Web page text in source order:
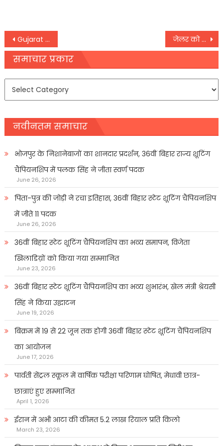
Post
navigation
Gujarat : मुफ्त बिजली, कर्ज माफी के बाद राहुल गांधी ने अब पुरानी पेंशन योजना को लेकर किया बड़ा एलान जेलर को धमकाने के मामले में मुख्तार अंसारी दोषी करार, हाईकोर्ट ने सुनाई दो साल की सजा
समाचार प्रकार
समाचार
नवीनतम समाचार
भोजपुर के निशानेबाजों का शानदार प्रदर्शन, 36वीं बिहार राज्य शूटिंग
चैंपियनशिप में पलक सिंह ने जीता स्वर्ण पदक
June 26, 2026
पिता-पुत्र की जोड़ी ने रचा इतिहास, 36वीं बिहार स्टेट शूटिंग चैंपियनशिप
में जीते 11 पदक
June 26, 2026
36वीं बिहार स्टेट शूटिंग चैंपियनशिप का भव्य समापन, विजेता
खिलाडिय़ों को किया गया सम्मानित
June 23, 2026
36वीं बिहार स्टेट शूटिंग चैंपियनशिप का भव्य शुभारंभ, खेल मंत्री श्रेयसी
सिंह ने किया उद्घाटन
June 19, 2026
बिक्रम में 19 से 22 जून तक होगी 36वीं बिहार स्टेट शूटिंग चैंपियनशिप
का आयोजन
June 17, 2026
पार्वती सेंट्रल स्कूल में वार्षिक परीक्षा परिणाम घोषित, मेधावी छात्र-
छात्राएं हुए सम्मानित
April 1, 2026
ईरान में अभी आटा की कीमत 5.2 लाख रियाल प्रति किलो
March 23, 2026